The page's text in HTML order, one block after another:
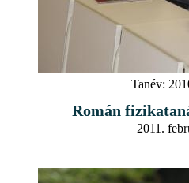
Tanév:
Román
2011.